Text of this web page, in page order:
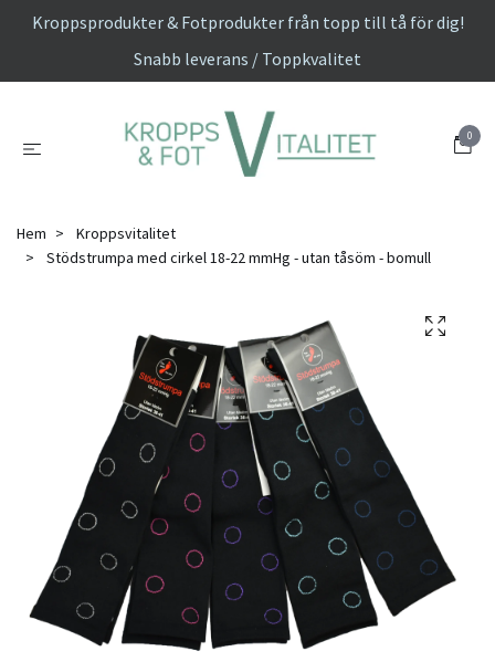
Kroppsprodukter & Fotprodukter från topp till tå för dig!
Snabb leverans / Toppkvalitet
0
Hem
Kroppsvitalitet
Stödstrumpa med cirkel 18-22 mmHg - utan tåsöm - bomull